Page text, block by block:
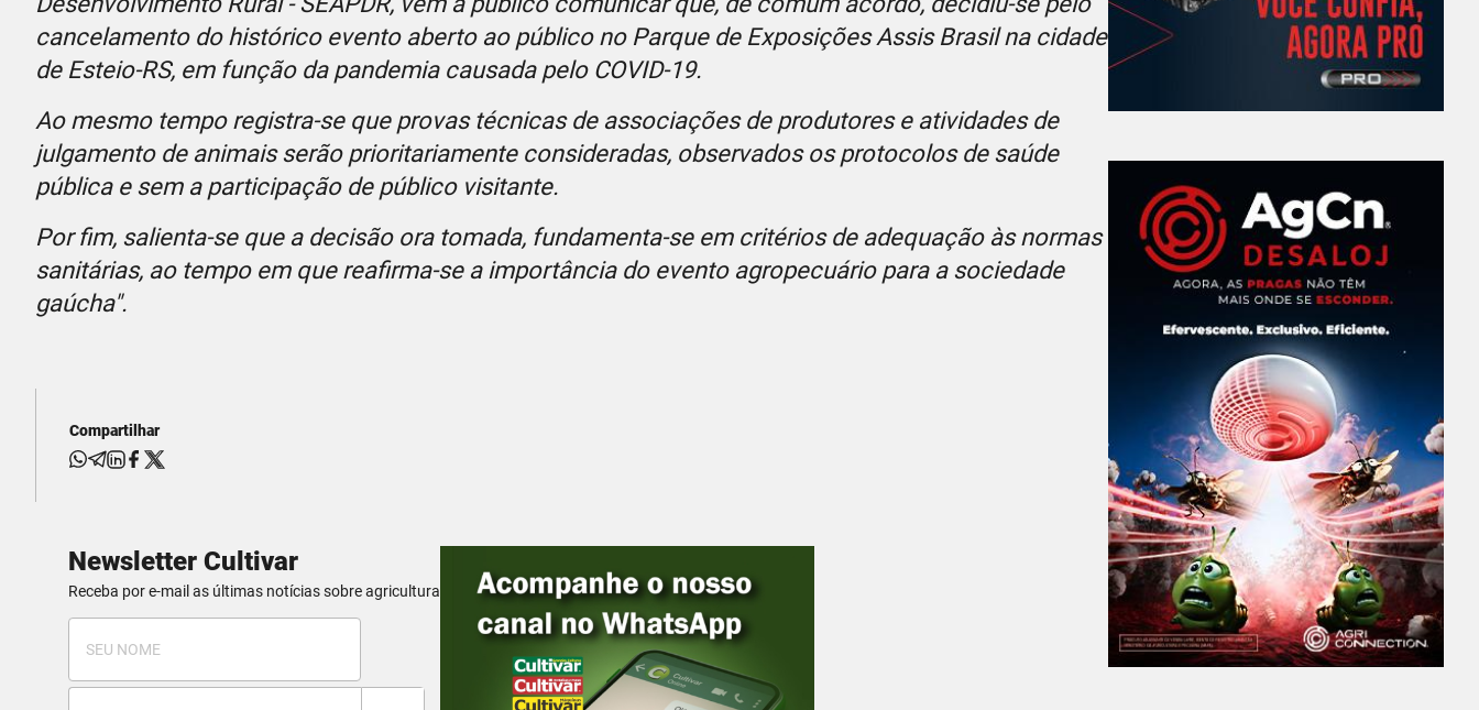
cancelamento do histórico evento aberto ao público no Parque de Exposições Assis Brasil na cidade
de Esteio-RS, em função da pandemia causada pelo COVID-19.
Ao mesmo tempo registra-se que provas técnicas de associações de produtores e atividades de
julgamento de animais serão prioritariamente consideradas, observados os protocolos de saúde
pública e sem a participação de público visitante.
Por fim, salienta-se que a decisão ora tomada, fundamenta-se em critérios de adequação às normas
sanitárias, ao tempo em que reafirma-se a importância do evento agropecuário para a sociedade
gaúcha".
Compartilhar
Newsletter Cultivar
Receba por e-mail as últimas notícias sobre agricultura